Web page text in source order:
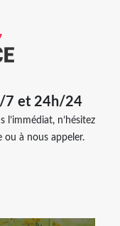
7 et 24h/24
l’immédiat, n’hésitez
ou à nous appeler.